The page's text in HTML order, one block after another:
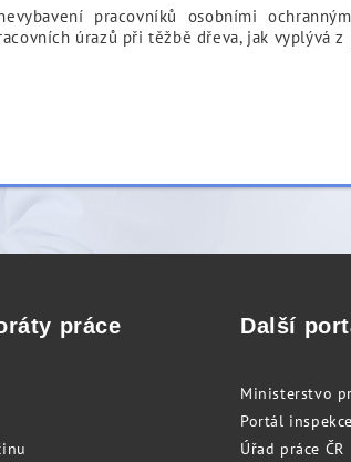
pracovníků osobními
úrazů při těžbě dřeva, jak vyplývá
práce Další
Ministerstvo
Portál
Úřad práce ČR